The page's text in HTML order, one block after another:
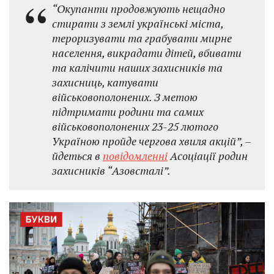
“Окупанти продовжують нещадно
стирати з землі українські міста,
тероризувати та грабувати мирне
населення, викрадати дітей, вбивати
та калічити наших захисників та
захисниць, катувати
військовополонених. З метою
підтримати родини та самих
військовополонених 23-25 лютого
Україною пройде чергова хвиля акцій”, –
йдеться в повідомленніАсоціації родин
захисників “Азовсталі”.